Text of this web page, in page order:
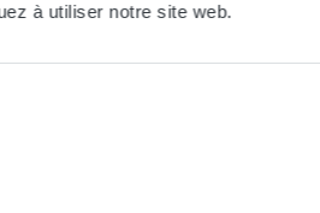
à utiliser notre site web.
du bien-être sont à votre disposition